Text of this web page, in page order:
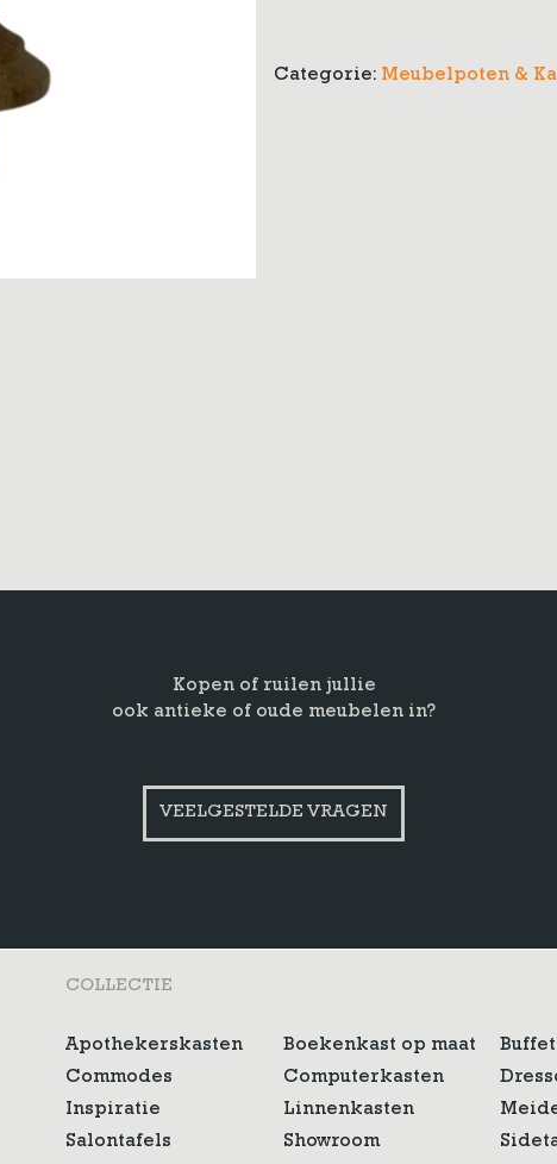
Categorie: Meubelpoten &
Kopen of ruilen jullie
ook antieke of oude meubelen in?
VEELGESTELDE VRAGEN
COLLECTIE
Apothekerskasten Boekenkast op maat
Commodes
Computerkasten
Inspiratie
Linnenkasten
Salontafels
Showroom